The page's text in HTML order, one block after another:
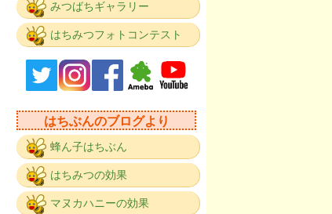
みつばちギャラリー
はちみつフォトコンテスト
はちぶんのブログより
蜂ん子はちぶん
はちみつの効果
マヌカハニーの効果